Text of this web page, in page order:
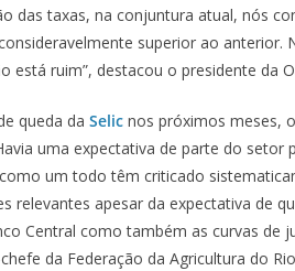
das taxas, na conjuntura atual, nós
superior ao anterior.
está ruim”, destacou o presidente da
queda da Selic nos próximos meses,
uma expectativa de parte do
um todo têm criticado
relevantes apesar da expectativa de
Central como também as curvas de
da Federação da Agricultura do